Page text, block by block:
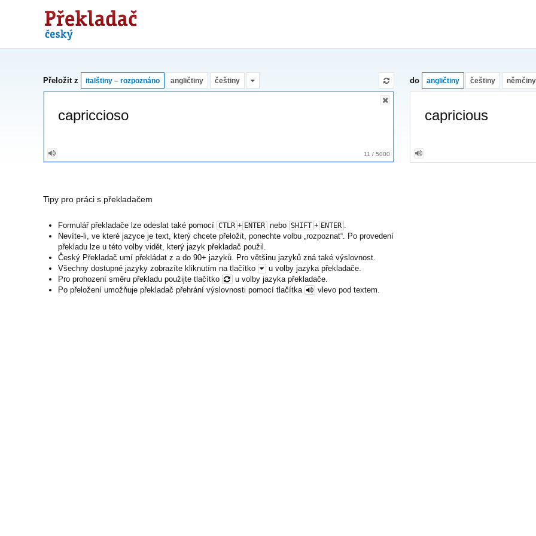
Překladač
Přeložit z italštiny – rozpoznáno angličtiny češtiny
11 / 5000
do angličtiny češtiny němčiny
capricious
Tipy pro práci s překladačem
Formulář překladače lze odeslat také pomocí CTLR + ENTER nebo SHIFT + ENTER
Nevíte-li, ve které jazyce je text, který chcete přeložit, ponechte volbu „rozpoznat“. Po provedení
překladu lze u této volby vidět, který jazyk překladač použil.
Český Překladač umí překládat z a do 90+ jazyků. Pro většinu jazyků zná také výslovnost.
Všechny dostupné jazyky zobrazíte kliknutím na tlačítko
u volby jazyka překladače.
Pro prohození směru překladu použijte tlačítko
u volby jazyka překladače.
Po přeložení umožňuje překladač přehrání výslovnosti pomocí tlačítka
vlevo pod textem.